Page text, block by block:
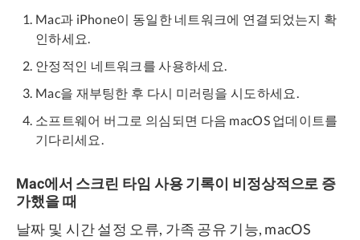
Mac과 iPhone이 동일한 네트워크에 연결되었는지 확
인하세요.
안정적인 네트워크를 사용하세요.
Mac을 재부팅한 후 다시 미러링을 시도하세요.
소프트웨어 버그로 의심되면 다음 macOS 업데이트를
기다리세요.
Mac에서 스크린 타임 사용 기록이 비정상적으로 증
가했을 때
날짜 및 시간 설정 오류, 가족 공유 기능, macOS